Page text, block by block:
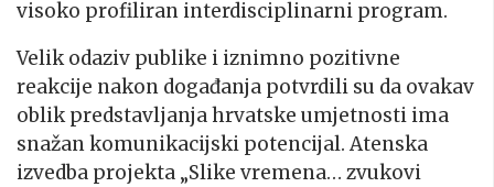
visoko profiliran interdisciplinarni program.
Velik odaziv publike i iznimno pozitivne
reakcije nakon događanja potvrdili su da ovakav
oblik predstavljanja hrvatske umjetnosti ima
snažan komunikacijski potencijal. Atenska
izvedba projekta „Slike vremena… zvukovi